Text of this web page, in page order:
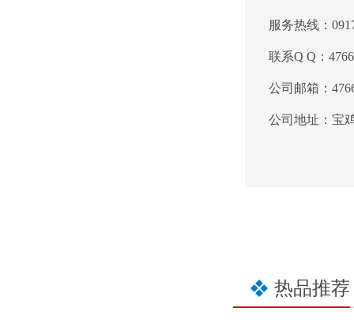
服务热线：
联系Q Q：
公司邮箱：
公司地址：宝
热品推荐